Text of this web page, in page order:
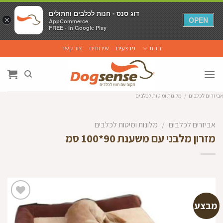
to
content
חנות מבצעים שירותים צור קשר
אביזרים לכלבים / מלונות ומיטות לכלבים
אביזרים לכלבים / מלונות ומיטות לכלבים
מזרון מלבני עם משענת 90*100 סמ
מבצע
×
דוג סנס - חנות לכלבים וחתולים
AppCommerce
FREE - In Google Play
OPEN
×
דוג סנס - חנות לכלבים וחתולים
AppCommerce
FREE - In Google Play
OPEN